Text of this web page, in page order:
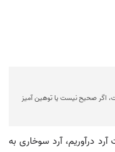
اگر صحیح نیست یا توهین آمیز
درآوریم، آرد سوخاری به